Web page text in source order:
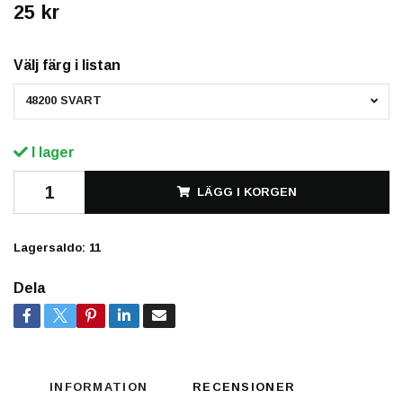
25 kr
Välj färg i listan
48200 SVART
I lager
LÄGG I KORGEN
Lagersaldo: 11
Dela
INFORMATION RECENSIONER